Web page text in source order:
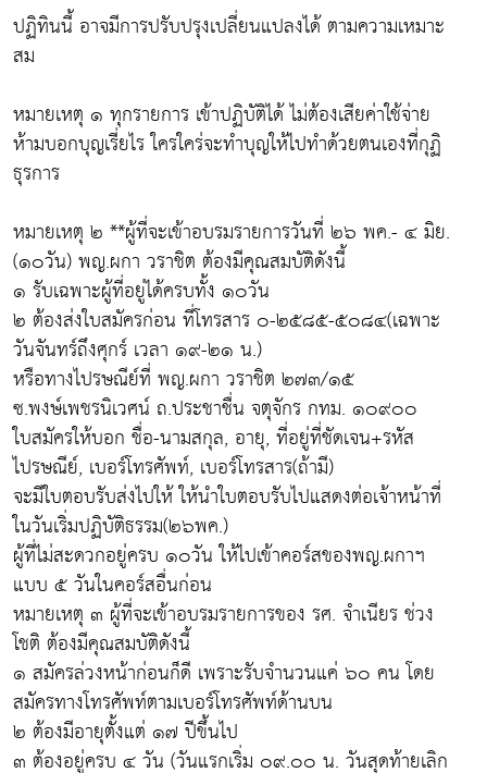
ปฏิทินนี้ อาจมีการปรับปรุงเปลี่ยนแปลงได้ ตามความเหมาะ
สม
หมายเหตุ ๑ ทุกรายการ เข้าปฏิบัติได้ ไม่ต้องเสียค่าใช้จ่าย
ห้ามบอกบุญเรี่ยไร ใครใคร่จะทำบุญให้ไปทำด้วยตนเองที่กุฏิ
ธุรการ
หมายเหตุ ๒ **ผู้ที่จะเข้าอบรมรายการวันที่ ๒๖ พค.- ๔ มิย.
(๑๐วัน) พญ.ผกา วราชิต ต้องมีคุณสมบัติดังนี้
๑ รับเฉพาะผู้ที่อยู่ได้ครบทั้ง ๑๐วัน
๒ ต้องส่งใบสมัครก่อน ที่โทรสาร ๐-๒๕๘๕-๕๐๘๔(เฉพาะ
วันจันทร์ถึงศุกร์ เวลา ๑๙-๒๑ น.)
หรือทางไปรษณีย์ที่ พญ.ผกา วราชิต ๒๗๓/๑๕
ซ.พงษ์เพชรนิเวศน์ ถ.ประชาชื่น จตุจักร กทม. ๑๐๙๐๐
ใบสมัครให้บอก ชื่อ-นามสกุล, อายุ, ที่อยู่ที่ชัดเจน+รหัส
ไปรษณีย์, เบอร์โทรศัพท์, เบอร์โทรสาร(ถ้ามี)
จะมีใบตอบรับส่งไปให้ ให้นำใบตอบรับไปแสดงต่อเจ้าหน้าที่
ในวันเริ่มปฏิบัติธรรม(๒๖พค.)
ผู้ที่ไม่สะดวกอยู่ครบ ๑๐วัน ให้ไปเข้าคอร์สของพญ.ผกาฯ
แบบ ๕ วันในคอร์สอื่นก่อน
หมายเหตุ ๓ ผู้ที่จะเข้าอบรมรายการของ รศ. จำเนียร ช่วง
โชติ ต้องมีคุณสมบัติดังนี้
๑ สมัครล่วงหน้าก่อนก็ดี เพราะรับจำนวนแค่ ๖๐ คน โดย
สมัครทางโทรศัพท์ตามเบอร์โทรศัพท์ด้านบน
๒ ต้องมีอายุตั้งแต่ ๑๗ ปีขึ้นไป
๓ ต้องอยู่ครบ ๔ วัน (วันแรกเริ่ม ๐๙.๐๐ น. วันสุดท้ายเลิก